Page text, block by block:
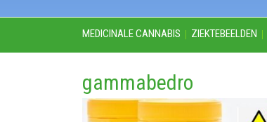
MEDICINALE CANNABIS ZIEKTEBEELDEN
gammabedro